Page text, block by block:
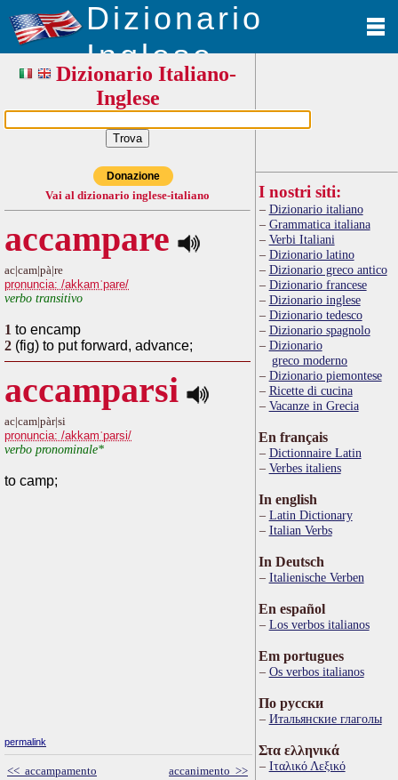
Dizionario
Inglese
Dizionario Italiano-
Inglese
Donazione
Vai al dizionario inglese-italiano
accampare
ac|cam|pà|re
pronuncia: /akkamˈpare/
verbo transitivo
1 to encamp
2 (fig) to put forward, advance;
accamparsi
ac|cam|pàr|si
pronuncia: /akkamˈparsi/
verbo pronominale*
to camp;
permalink
<< accampamento accanimento >>
I nostri siti:
Dizionario italiano
Grammatica italiana
Verbi Italiani
Dizionario latino
Dizionario greco antico
Dizionario francese
Dizionario inglese
Dizionario tedesco
Dizionario spagnolo
Dizionario
greco moderno
Dizionario piemontese
Ricette di cucina
Vacanze in Grecia
En français
Dictionnaire Latin
Verbes italiens
In english
Latin Dictionary
Italian Verbs
In Deutsch
Italienische Verben
En español
Los verbos italianos
Em portugues
Os verbos italianos
По русски
Итальянские глаголы
Στα ελληνικά
Ιταλικό Λεξικό